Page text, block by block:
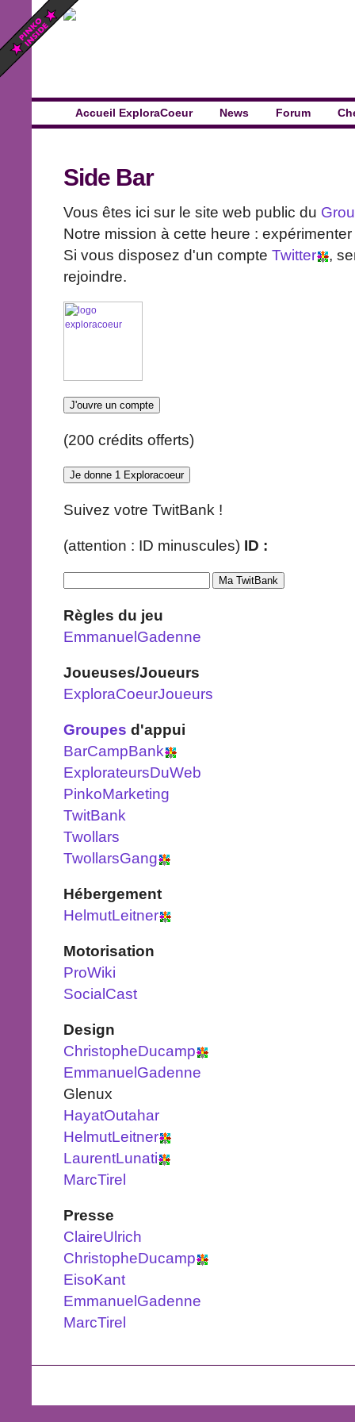
Accueil ExploraCoeur News Forum
Side Bar
Vous êtes ici sur le site web public du
Notre mission à cette heure :
Si vous disposez d'un compte Twitter
,
rejoindre.
(200 crédits offerts)
Suivez votre TwitBank !
(attention : ID minuscules) ID :
Règles du jeu
EmmanuelGadenne
Joueuses/Joueurs
ExploraCoeurJoueurs
Groupes d'appui
BarCampBank
ExplorateursDuWeb
PinkoMarketing
TwitBank
Twollars
TwollarsGang
Hébergement
HelmutLeitner
Motorisation
ProWiki
SocialCast
Design
ChristopheDucamp
EmmanuelGadenne
Glenux
HayatOutahar
HelmutLeitner
LaurentLunati
MarcTirel
Presse
ClaireUlrich
ChristopheDucamp
EisoKant
EmmanuelGadenne
MarcTirel